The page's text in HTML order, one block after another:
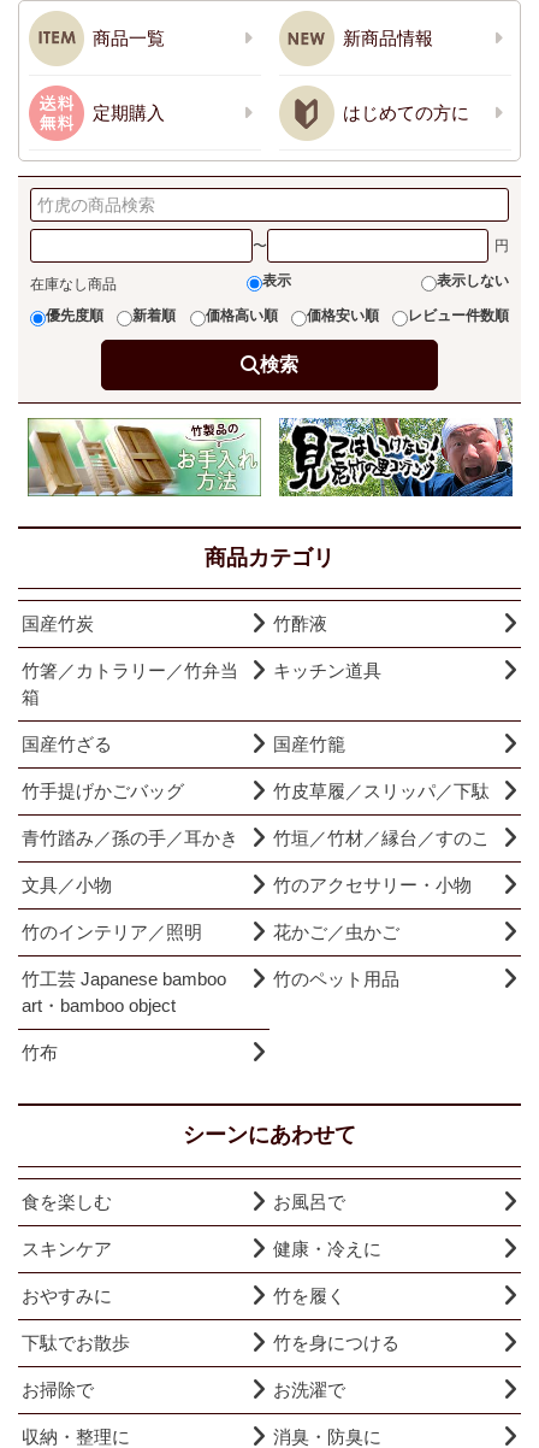
商品一覧 新商品情報
定期購入 はじめての方に
〜
在庫なし商品 表示 表示しない
優先度順 新着順 価格高い順 価格安い順 レビュー件数順
検索
商品カテゴリ
国産竹炭 竹酢液
竹箸／カトラリー／竹弁当
箱
キッチン道具
国産竹ざる 国産竹籠
竹手提げかごバッグ 竹皮草履／スリッパ／下駄
青竹踏み／孫の手／耳かき 竹垣／竹材／縁台／すのこ
文具／小物 竹のアクセサリー・小物
竹のインテリア／照明 花かご／虫かご
竹工芸 Japanese bamboo
art・bamboo object
竹のペット用品
竹布
シーンにあわせて
食を楽しむ お風呂で
スキンケア 健康・冷えに
おやすみに 竹を履く
下駄でお散歩 竹を身につける
お掃除で お洗濯で
収納・整理に 消臭・防臭に